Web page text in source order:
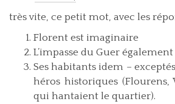
très vite, ce petit mot, avec les
Florent est imaginaire
L’impasse du Guer également
Ses habitants idem –
héros historiques (Flourens,
qui hantaient le quartier).